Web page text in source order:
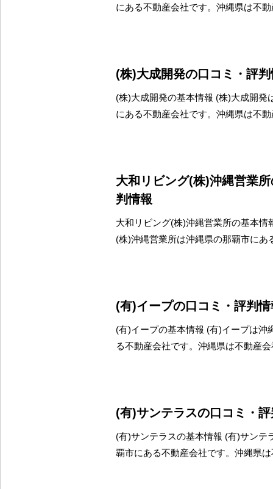
にある不動産会社です。沖縄県は不
(株)大成開発の口コミ・評
(株)大成開発の基本情報 (株)大成開発
にある不動産会社です。沖縄県は不
大和リビング(株)沖縄営業
判情報
大和リビング(株)沖縄営業所の基本情
(株)沖縄営業所は沖縄県の那覇市にあ
(有)イープの口コミ・評判情
(有)イープの基本情報 (有)イープは沖
る不動産会社です。沖縄県は不動産
(有)サンテラスの口コミ・
(有)サンテラスの基本情報 (有)サンテ
覇市にある不動産会社です。沖縄県